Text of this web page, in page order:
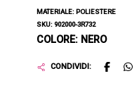
MATERIALE: POLIESTERE
SKU: 902000-3R732
COLORE: NERO
CONDIVIDI: